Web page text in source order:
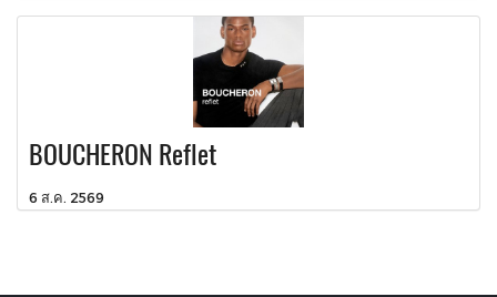
BOUCHERON Reflet
6 ส.ค. 2569